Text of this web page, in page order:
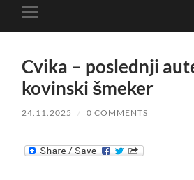
Toggle
mobile
Cvika – poslednji
kovinski šmeker
24.11.2025 / 0 COMMENTS